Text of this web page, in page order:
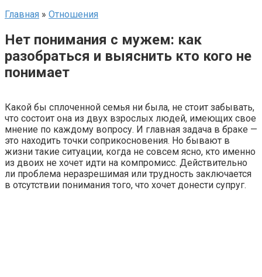
Главная » Отношения
Нет понимания с мужем: как
разобраться и выяснить кто кого не
понимает
Какой бы сплоченной семья ни была, не стоит забывать,
что состоит она из двух взрослых людей, имеющих свое
мнение по каждому вопросу. И главная задача в браке —
это находить точки соприкосновения. Но бывают в
жизни такие ситуации, когда не совсем ясно, кто именно
из двоих не хочет идти на компромисс. Действительно
ли проблема неразрешимая или трудность заключается
в отсутствии понимания того, что хочет донести супруг.